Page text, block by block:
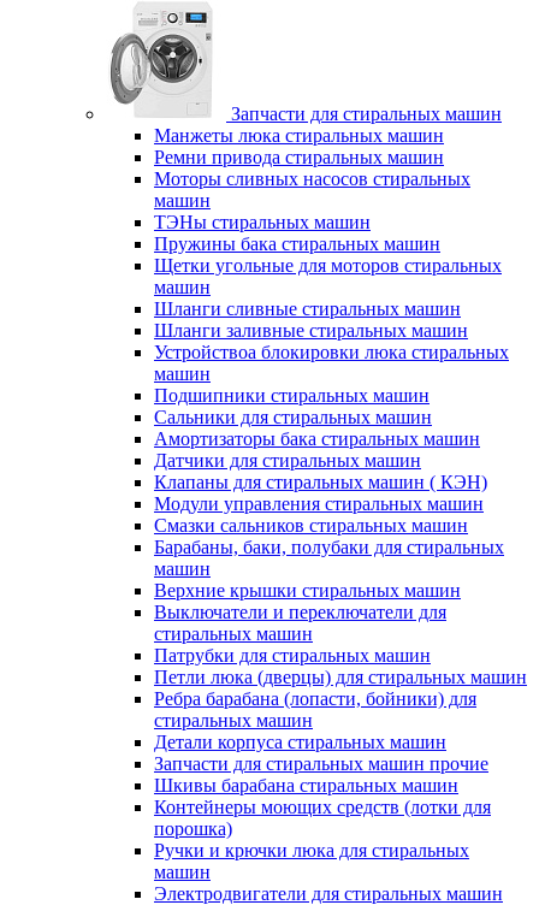
Запчасти для стиральных машин
Манжеты люка стиральных машин
Ремни привода стиральных машин
Моторы сливных насосов стиральных
машин
ТЭНы стиральных машин
Пружины бака стиральных машин
Щетки угольные для моторов стиральных
машин
Шланги сливные стиральных машин
Шланги заливные стиральных машин
Устройствоа блокировки люка стиральных
машин
Подшипники стиральных машин
Сальники для стиральных машин
Амортизаторы бака стиральных машин
Датчики для стиральных машин
Клапаны для стиральных машин ( КЭН)
Модули управления стиральных машин
Смазки сальников стиральных машин
Барабаны, баки, полубаки для стиральных
машин
Верхние крышки стиральных машин
Выключатели и переключатели для
стиральных машин
Патрубки для стиральных машин
Петли люка (дверцы) для стиральных машин
Ребра барабана (лопасти, бойники) для
стиральных машин
Детали корпуса стиральных машин
Запчасти для стиральных машин прочие
Шкивы барабана стиральных машин
Контейнеры моющих средств (лотки для
порошка)
Ручки и крючки люка для стиральных
машин
Электродвигатели для стиральных машин